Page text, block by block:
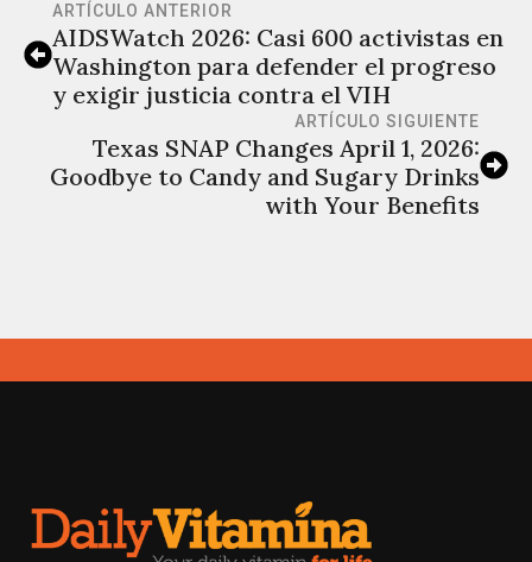
ARTÍCULO ANTERIOR
AIDSWatch 2026: Casi 600 activistas en
Washington para defender el progreso
y exigir justicia contra el VIH
ARTÍCULO SIGUIENTE
Texas SNAP Changes April 1, 2026:
Goodbye to Candy and Sugary Drinks
with Your Benefits